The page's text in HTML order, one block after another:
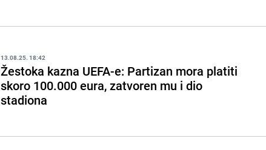
13.08.25. 18:42
Žestoka kazna UEFA-e: Partizan mora platiti
skoro 100.000 eura, zatvoren mu i dio
stadiona